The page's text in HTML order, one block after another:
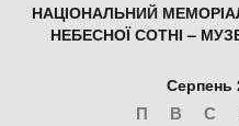
НАЦІОНАЛЬНИЙ
НЕБЕСНОЇ СОТНІ –
Серпень
П В С